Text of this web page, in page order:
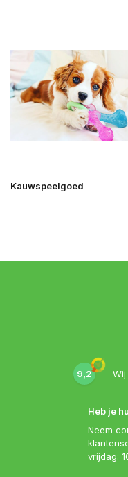
Kauwspeelgoed
Heb je
Neem
vrijdag:
9,2